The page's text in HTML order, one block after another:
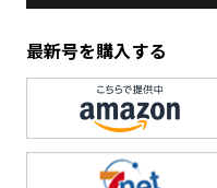
最新号を購入する